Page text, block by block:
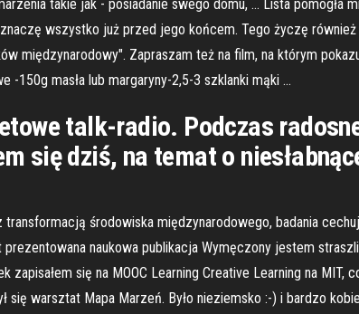
takie jak - posiadanie swego domu, … Lista pomogła
wszystko już przed jego końcem. Tego życzę
międzynarodowy". Zapraszam też na film, na którym
-150g masła lub margaryny-2,5-3 szklanki mąki …
talk-radio. Podczas
się dziś, na temat o
środowiska międzynarodowego, badania
naukowa publikacja Wymęczony jestem
zapisałem się na MOOC Learning Creative Learning na
się warsztat Mapa Marzeń. Było nieziemsko :-) i bardzo